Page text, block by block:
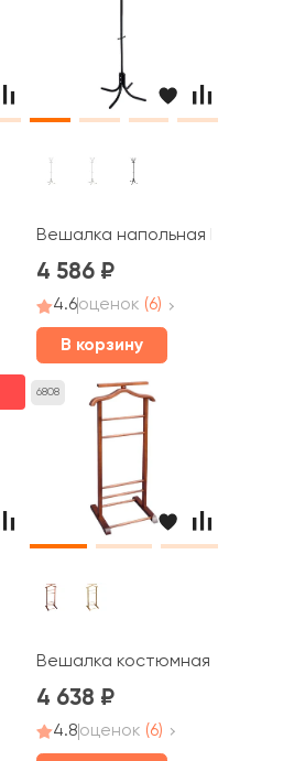
Вешалка напольная М 6
4 586
4.6оценок (6)
В корзину
6808
Вешалка костюмная В 6Н
4 638
4.8оценок (6)